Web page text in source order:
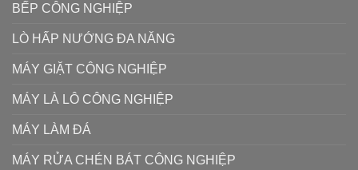
BẾP CÔNG NGHIỆP
LÒ HẤP NƯỚNG ĐA NĂNG
MÁY GIẶT CÔNG NGHIỆP
MÁY LÀ LÔ CÔNG NGHIỆP
MÁY LÀM ĐÁ
MÁY RỬA CHÉN BÁT CÔNG NGHIỆP